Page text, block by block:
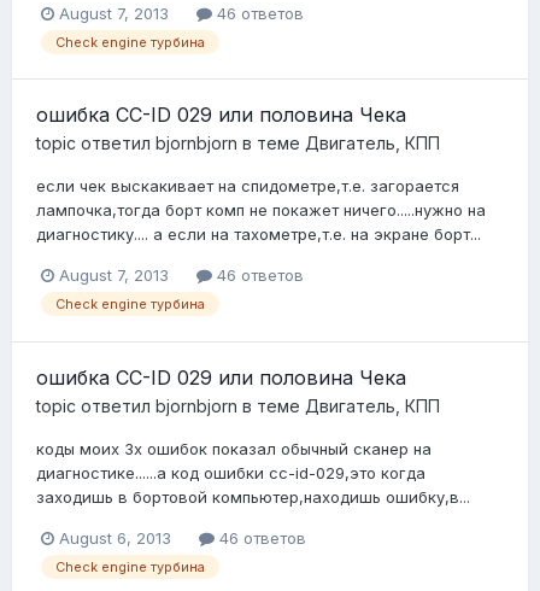
August 7, 2013 46 ответов
Check engine турбина
ошибка CC-ID 029 или половина Чека
topic ответил bjornbjorn в теме Двигатель, КПП
если чек выскакивает на спидометре,т.е. загорается
лампочка,тогда борт комп не покажет ничего.....нужно на
диагностику.... а если на тахометре,т.е. на экране борт...
August 7, 2013 46 ответов
Check engine турбина
ошибка CC-ID 029 или половина Чека
topic ответил bjornbjorn в теме Двигатель, КПП
коды моих 3х ошибок показал обычный сканер на
диагностике......а код ошибки cc-id-029,это когда
заходишь в бортовой компьютер,находишь ошибку,в...
August 6, 2013 46 ответов
Check engine турбина